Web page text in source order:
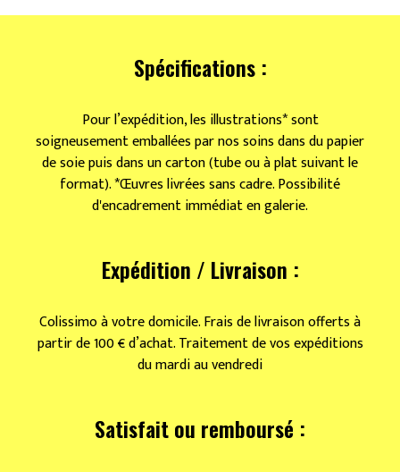
Spécifications :
Pour l’expédition, les illustrations* sont
soigneusement emballées par nos soins dans du papier
de soie puis dans un carton (tube ou à plat suivant le
format). *Œuvres livrées sans cadre. Possibilité
d'encadrement immédiat en galerie.
Expédition / Livraison :
Colissimo à votre domicile. Frais de livraison offerts à
partir de 100 € d’achat. Traitement de vos expéditions
du mardi au vendredi
Satisfait ou remboursé :